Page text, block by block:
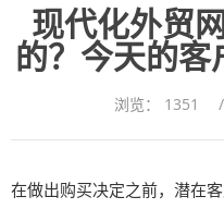
现代化外贸
的？今天的客
浏览： 1351 /
在做出购买决定之前，潜在